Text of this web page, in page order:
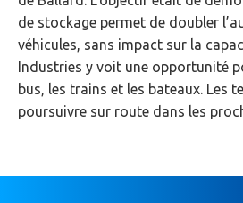
de stockage permet de doubler
véhicules, sans impact sur la
Industries y voit une opportunité
bus, les trains et les bateaux. Les
poursuivre sur route dans les